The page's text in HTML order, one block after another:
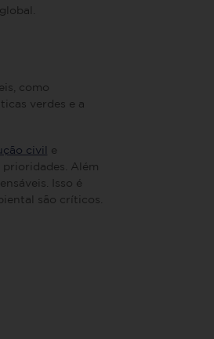
como
verdes e a
civil
e
prioridades. Além
Isso é
são críticos.